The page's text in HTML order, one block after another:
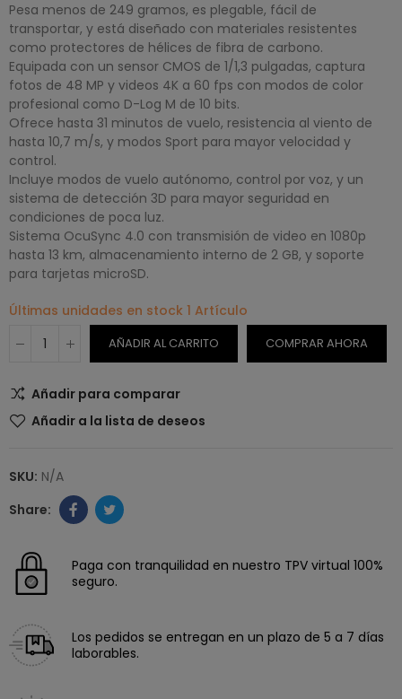
Pesa menos de 249 gramos, es plegable, fácil de
transportar, y está diseñado con materiales resistentes
como protectores de hélices de fibra de carbono.
Equipada con un sensor CMOS de 1/1,3 pulgadas, captura
fotos de 48 MP y videos 4K a 60 fps con modos de color
profesional como D-Log M de 10 bits.
Ofrece hasta 31 minutos de vuelo, resistencia al viento de
hasta 10,7 m/s, y modos Sport para mayor velocidad y
control.
Incluye modos de vuelo autónomo, control por voz, y un
sistema de detección 3D para mayor seguridad en
condiciones de poca luz.
Sistema OcuSync 4.0 con transmisión de video en 1080p
hasta 13 km, almacenamiento interno de 2 GB, y soporte
para tarjetas microSD.
Últimas unidades en stock 1 Artículo
AÑADIR AL CARRITO COMPRAR AHORA
Añadir para comparar
Añadir a la lista de deseos
SKU: N/A
Paga con tranquilidad en nuestro TPV virtual 100%
seguro.
Los pedidos se entregan en un plazo de 5 a 7 días
laborables.